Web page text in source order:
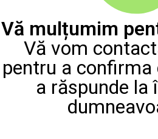
Vă mulțumim
Vă vom
pentru a confirma
a răspunde la